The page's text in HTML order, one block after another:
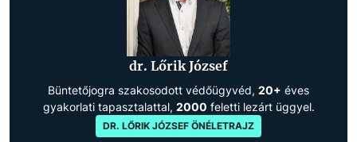
dr. Lőrik József
Büntetőjogra szakosodott védőügyvéd, 20+ éves
gyakorlati tapasztalattal, 2000 feletti lezárt üggyel.
DR. LŐRIK JÓZSEF ÖNÉLETRAJZ